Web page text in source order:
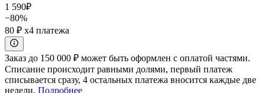
1 590₽
−80%
80 ₽ x4 платежа
Заказ до 150 000 ₽ может быть оформлен с оплатой частями.
Списание происходит равными долями, первый платеж
списывается сразу, 4 остальных платежа вносится каждые две
недели. Подробнее